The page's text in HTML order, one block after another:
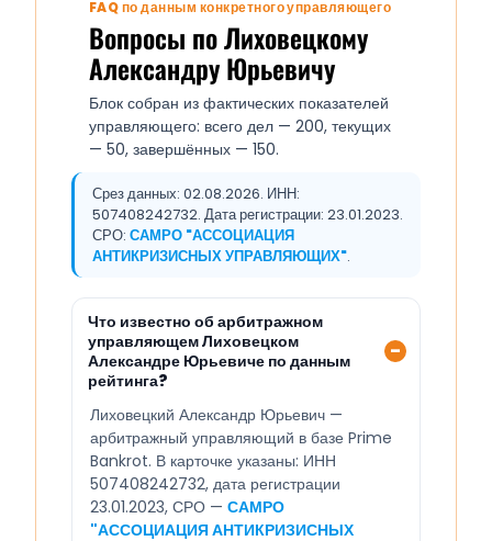
FAQ по данным конкретного управляющего
Вопросы по Лиховецкому
Александру Юрьевичу
Блок собран из фактических показателей
управляющего: всего дел — 200, текущих
— 50, завершённых — 150.
Срез данных: 02.08.2026. ИНН:
507408242732. Дата регистрации: 23.01.2023.
СРО: САМРО "АССОЦИАЦИЯ
АНТИКРИЗИСНЫХ УПРАВЛЯЮЩИХ".
Что известно об арбитражном
управляющем Лиховецком
Александре Юрьевиче по данным
рейтинга?
Лиховецкий Александр Юрьевич —
арбитражный управляющий в базе Prime
Bankrot. В карточке указаны: ИНН
507408242732, дата регистрации
23.01.2023, СРО — САМРО
"АССОЦИАЦИЯ АНТИКРИЗИСНЫХ